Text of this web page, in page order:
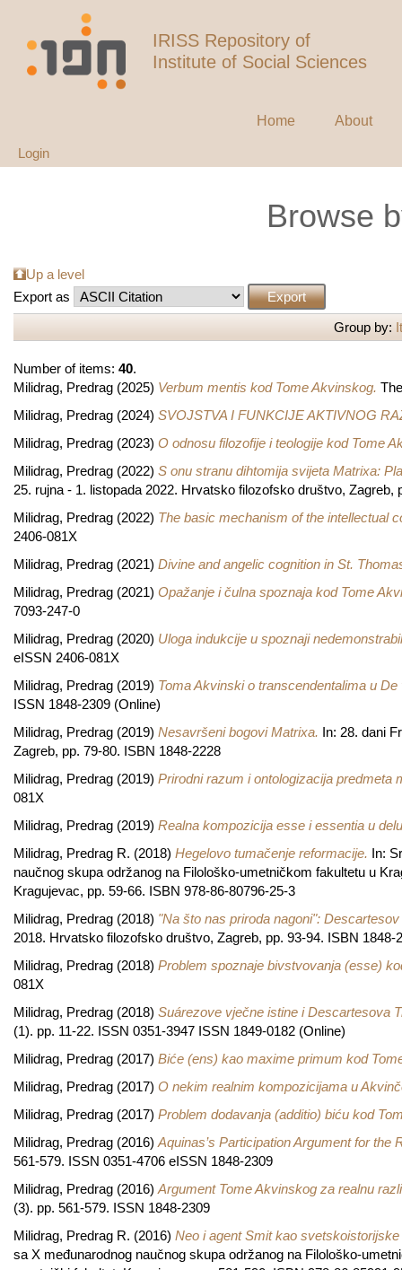
IRISS Repository of
Institute of Social Sciences
Home About
Login
Browse
Up a level
Export as
Group by:
Number of items: 40.
Milidrag, Predrag (2025) Verbum mentis kod Tome Akvinskog.
Milidrag, Predrag (2024) SVOJSTVA I FUNKCIJE AKTIVNOG
Milidrag, Predrag (2023) O odnosu filozofije i teologije kod Tome
Milidrag, Predrag (2022) S onu stranu dihtomija svijeta Matrixa:
25. rujna - 1. listopada 2022. Hrvatsko filozofsko društvo, Zagreb,
Milidrag, Predrag (2022) The basic mechanism of the intellectual
2406-081X
Milidrag, Predrag (2021) Divine and angelic cognition in St.
Milidrag, Predrag (2021) Opažanje i čulna spoznaja kod Tome
7093-247-0
Milidrag, Predrag (2020) Uloga indukcije u spoznaji
eISSN 2406-081X
Milidrag, Predrag (2019) Toma Akvinski o transcendentalima u De
ISSN 1848-2309 (Online)
Milidrag, Predrag (2019) Nesavršeni bogovi Matrixa. In: 28. dani
Zagreb, pp. 79-80. ISBN 1848-2228
Milidrag, Predrag (2019) Prirodni razum i ontologizacija predmeta
081X
Milidrag, Predrag (2019) Realna kompozicija esse i essentia u
Milidrag, Predrag R. (2018) Hegelovo tumačenje reformacije. In:
naučnog skupa održanog na Filološko-umetničkom fakultetu u
Kragujevac, pp. 59-66. ISBN 978-86-80796-25-3
Milidrag, Predrag (2018) "Na što nas priroda nagoni":
2018. Hrvatsko filozofsko društvo, Zagreb, pp. 93-94. ISBN 1848-
Milidrag, Predrag (2018) Problem spoznaje bivstvovanja (esse)
081X
Milidrag, Predrag (2018) Suárezove vječne istine i Descartesova
(1). pp. 11-22. ISSN 0351-3947 ISSN 1849-0182 (Online)
Milidrag, Predrag (2017) Biće (ens) kao maxime primum kod
Milidrag, Predrag (2017) O nekim realnim kompozicijama u
Milidrag, Predrag (2017) Problem dodavanja (additio) biću kod
Milidrag, Predrag (2016) Aquinas’s Participation Argument for
561-579. ISSN 0351-4706 eISSN 1848-2309
Milidrag, Predrag (2016) Argument Tome Akvinskog za realnu
(3). pp. 561-579. ISSN 1848-2309
Milidrag, Predrag R. (2016) Neo i agent Smit kao
sa X međunarodnog naučnog skupa održanog na Filološko-